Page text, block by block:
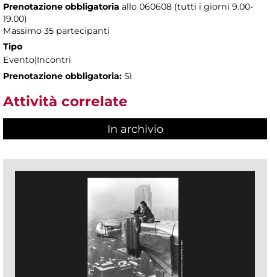
Prenotazione obbligatoria allo 060608 (tutti i giorni 9.00-
19.00)
Massimo 35 partecipanti
Tipo
Evento|Incontri
Prenotazione obbligatoria: Sì
Attività correlate
In archivio